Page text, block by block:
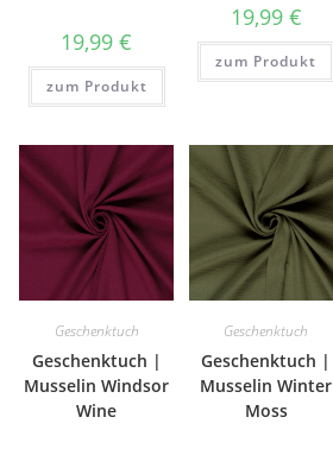
19,99€
zum Produkt
19,99 €
zum Produkt
Geschenktuch
Geschenktuch |
Musselin Windsor
Wine
Geschenktuch
Geschenktuch |
Musselin Winter
Moss